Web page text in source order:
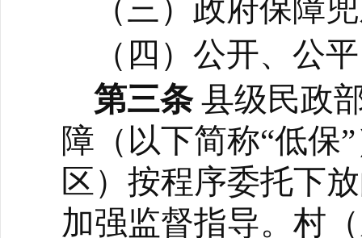
（三）政府保障
（四）公开、公
第三条 县级民政
障（以下简称“低保
区）按程序委托下
加强监督指导。 村